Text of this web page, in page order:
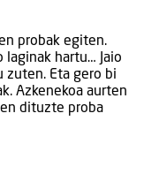
probak egiten.
hartu… Jaio
zuten. Eta gero bi
Azkenekoa aurten
dituzte proba